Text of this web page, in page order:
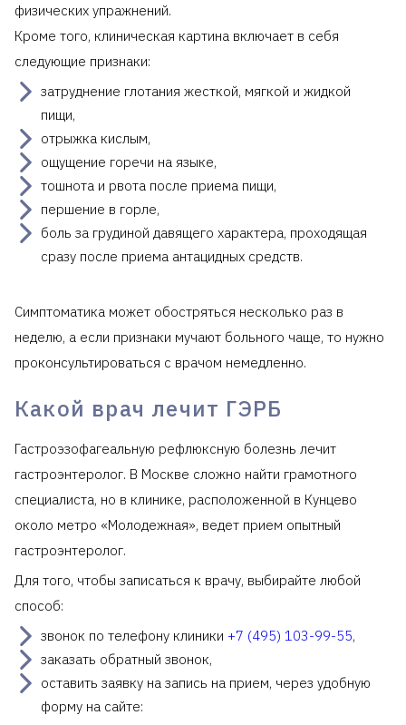
физических упражнений.
Кроме того, клиническая картина включает в себя
следующие признаки:
затруднение глотания жесткой, мягкой и жидкой
пищи,
отрыжка кислым,
ощущение горечи на языке,
тошнота и рвота после приема пищи,
першение в горле,
боль за грудиной давящего характера, проходящая
сразу после приема антацидных средств.
Симптоматика может обостряться несколько раз в
неделю, а если признаки мучают больного чаще, то нужно
проконсультироваться с врачом немедленно.
Какой врач лечит ГЭРБ
Гастроэзофагеальную рефлюксную болезнь лечит
гастроэнтеролог. В Москве сложно найти грамотного
специалиста, но в клинике, расположенной в Кунцево
около метро «Молодежная», ведет прием опытный
гастроэнтеролог.
Для того, чтобы записаться к врачу, выбирайте любой
способ:
звонок по телефону клиники +7 (495) 103-99-55,
заказать обратный звонок,
оставить заявку на запись на прием, через удобную
форму на сайте: